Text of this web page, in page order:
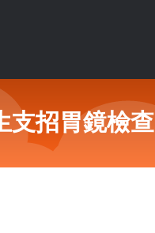
支招胃鏡檢查